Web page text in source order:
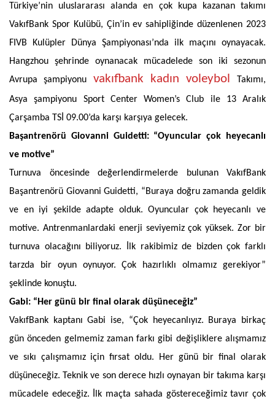
Türkiye’nin uluslararası alanda en çok kupa kazanan takımı
VakıfBank Spor Kulübü, Çin’in ev sahipliğinde düzenlenen 2023
FIVB Kulüpler Dünya Şampiyonası’nda ilk maçını oynayacak.
Hangzhou şehrinde oynanacak mücadelede son iki sezonun
Avrupa şampiyonu
vakıfbank kadın voleybol
Takımı,
Asya şampiyonu Sport Center Women’s Club ile 13 Aralık
Çarşamba TSİ 09.00’da karşı karşıya gelecek.
Başantrenörü Giovanni Guidetti: “Oyuncular çok heyecanlı
ve motive”
Turnuva öncesinde değerlendirmelerde bulunan VakıfBank
Başantrenörü Giovanni Guidetti, “Buraya doğru zamanda geldik
ve en iyi şekilde adapte olduk. Oyuncular çok heyecanlı ve
motive. Antrenmanlardaki enerji seviyemiz çok yüksek. Zor bir
turnuva olacağını biliyoruz. İlk rakibimiz de bizden çok farklı
tarzda bir oyun oynuyor. Çok hazırlıklı olmamız gerekiyor”
şeklinde konuştu.
Gabi: “Her günü bir final olarak düşüneceğiz”
VakıfBank kaptanı Gabi ise, “Çok heyecanlıyız. Buraya birkaç
gün önceden gelmemiz zaman farkı gibi değişliklere alışmamız
ve sıkı çalışmamız için fırsat oldu. Her günü bir final olarak
düşüneceğiz. Teknik ve son derece hızlı oynayan bir takıma karşı
mücadele edeceğiz. İlk maçta sahada göstereceğimiz tavır çok